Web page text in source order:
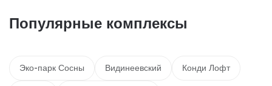
Популярные комплексы
Эко-парк Сосны Видинеевский Конди Лофт